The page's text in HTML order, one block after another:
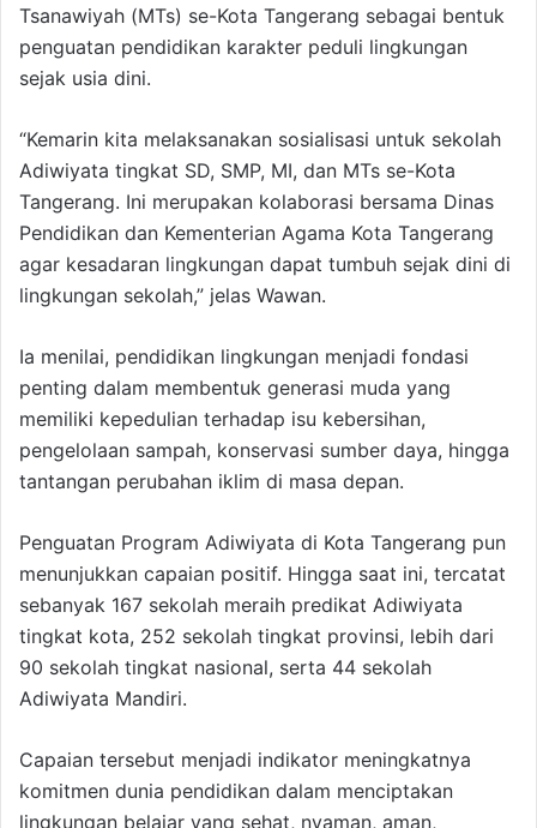
Tsanawiyah (MTs) se-Kota Tangerang sebagai bentuk
penguatan pendidikan karakter peduli lingkungan
sejak usia dini.
“Kemarin kita melaksanakan sosialisasi untuk sekolah
Adiwiyata tingkat SD, SMP, MI, dan MTs se-Kota
Tangerang. Ini merupakan kolaborasi bersama Dinas
Pendidikan dan Kementerian Agama Kota Tangerang
agar kesadaran lingkungan dapat tumbuh sejak dini di
lingkungan sekolah,” jelas Wawan.
Ia menilai, pendidikan lingkungan menjadi fondasi
penting dalam membentuk generasi muda yang
memiliki kepedulian terhadap isu kebersihan,
pengelolaan sampah, konservasi sumber daya, hingga
tantangan perubahan iklim di masa depan.
Penguatan Program Adiwiyata di Kota Tangerang pun
menunjukkan capaian positif. Hingga saat ini, tercatat
sebanyak 167 sekolah meraih predikat Adiwiyata
tingkat kota, 252 sekolah tingkat provinsi, lebih dari
90 sekolah tingkat nasional, serta 44 sekolah
Adiwiyata Mandiri.
Capaian tersebut menjadi indikator meningkatnya
komitmen dunia pendidikan dalam menciptakan
lingkungan belajar yang sehat, nyaman, aman,